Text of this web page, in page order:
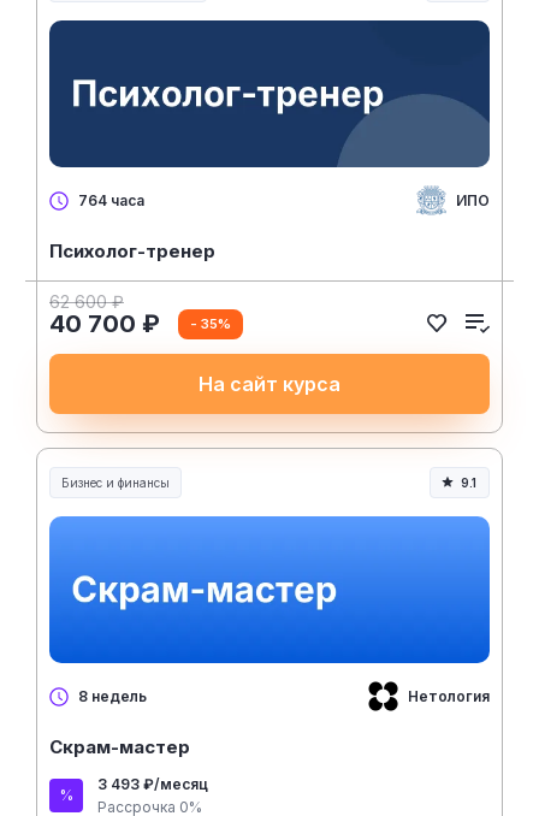
764 часа ИПО
Психолог-тренер
62 600 ₽
40 700 ₽ - 35%
На сайт курса
Бизнес и финансы 9.1
8 недель Нетология
Скрам-мастер
3 493 ₽/месяц
Рассрочка 0%